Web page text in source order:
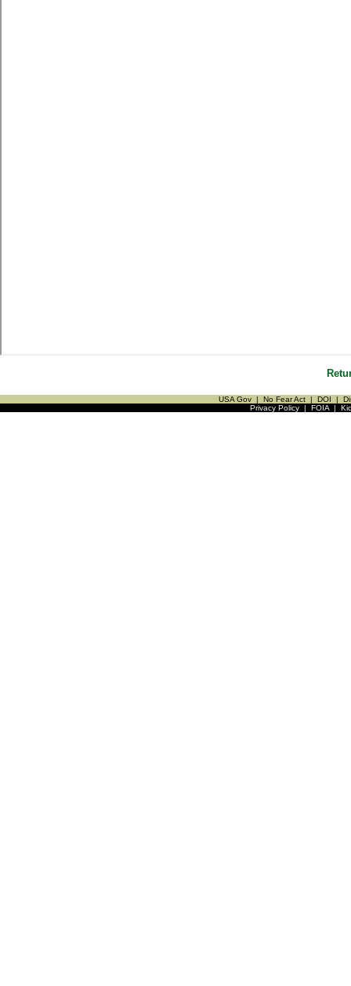
USA Gov | No Fear Act | DOI |
Privacy Policy| FOIA|